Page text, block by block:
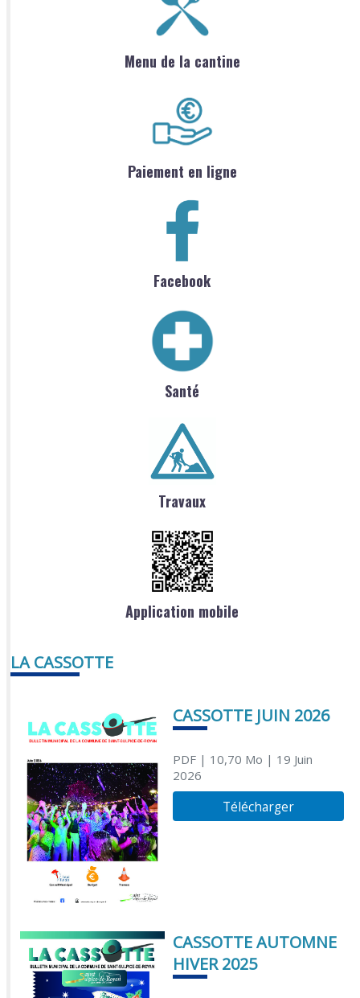
Menu de la cantine
Paiement en ligne
Facebook
Santé
Travaux
Application mobile
LA CASSOTTE
CASSOTTE JUIN 2026
PDF| 10,70 Mo | 19 Juin
2026
Télécharger
CASSOTTE AUTOMNE
HIVER 2025